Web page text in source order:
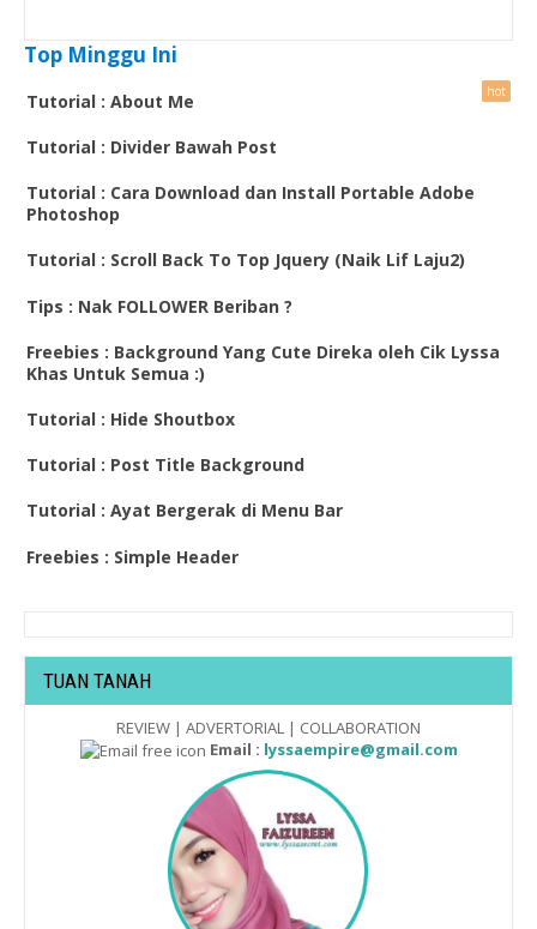
Top Minggu Ini
Tutorial : About Me
Tutorial : Divider Bawah Post
Tutorial : Cara Download dan Install Portable Adobe
Photoshop
Tutorial : Scroll Back To Top Jquery (Naik Lif Laju2)
Tips : Nak FOLLOWER Beriban ?
Freebies : Background Yang Cute Direka oleh Cik Lyssa
Khas Untuk Semua :)
Tutorial : Hide Shoutbox
Tutorial : Post Title Background
Tutorial : Ayat Bergerak di Menu Bar
Freebies : Simple Header
TUAN TANAH
REVIEW | ADVERTORIAL | COLLABORATION
Email : lyssaempire@gmail.com